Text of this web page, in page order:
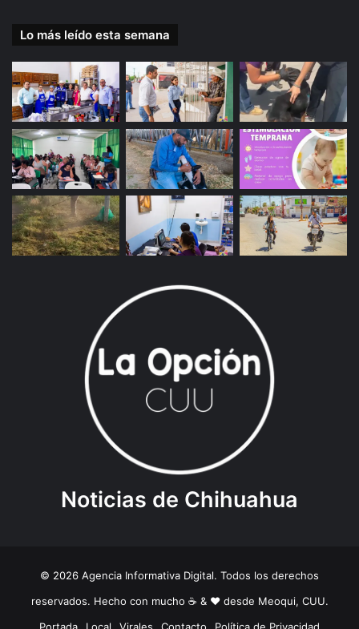
Lo más leído esta semana
Noticias de Chihuahua
© 2026 Agencia Informativa Digital. Todos los derechos
reservados. Hecho con mucho ☕️ & ❤️ desde Meoqui, CUU.
Portada
Local Virales Contacto Política de Privacidad